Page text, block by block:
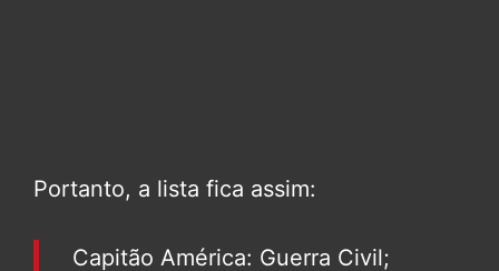
Portanto, a lista fica assim:
Capitão América: Guerra Civil;